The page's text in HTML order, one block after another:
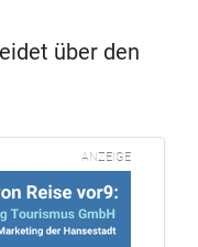
über den
ANZEIGE